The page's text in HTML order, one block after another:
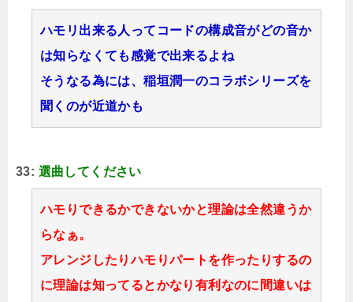
ハモリ出来る人ってコードの構成音がどの音か
は知らなくても感覚で出来るよね
そうなる為には、稲垣潤一のコラボシリーズを
聞くのが近道かも
33: 選曲してください
ハモりできるかできないかと理論は全然違うか
らなぁ。
アレンジしたりハモりパートを作ったりするの
に理論は知ってるとかなり有利なのに間違いは